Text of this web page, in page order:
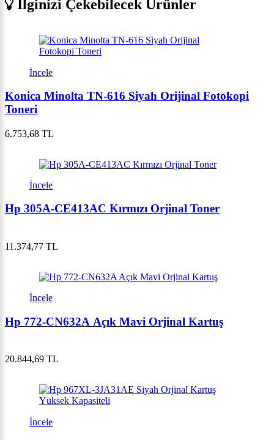
İlginizi Çekebilecek Ürünler
İncele
Konica Minolta TN-616 Siyah Orijinal Fotokopi
Toneri
6.753,68 TL
İncele
Hp 305A-CE413AC Kırmızı Orjinal Toner
11.374,77 TL
İncele
Hp 772-CN632A Açık Mavi Orjinal Kartuş
20.844,69 TL
İncele